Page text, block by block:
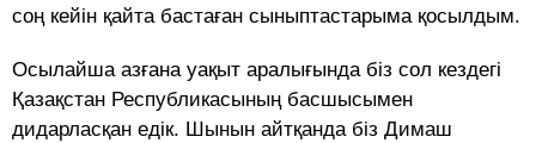
соң кейiн қайта бастаған сыныптастарыма қосылдым.
Осылайша азғана уақыт аралығында бiз сол кездегi
Қазақстан Республикасының басшысымен
дидарласқан едiк. Шынын айтқанда бiз Димаш